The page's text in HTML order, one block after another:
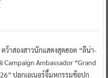
ว้าสองสาวนักแสดงสุดฮอต “ลีน่า-
Campaign Ambassador “Grand
ปลุกเอเนอร์จี้มหกรรมช้อปก